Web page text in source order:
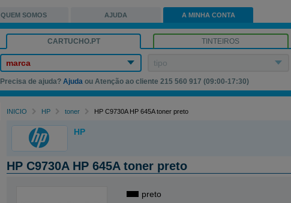
QUEM SOMOS AJUDA A MINHA CONTA
CARTUCHO.PT TINTEIROS
marca tipo
Precisa de ajuda?Ajuda ou Atenção ao cliente 215 560 917 (09:00-17:30)
INICIO HP toner HP C9730A HP 645A toner preto
HP
HP C9730A HP 645A toner preto
preto